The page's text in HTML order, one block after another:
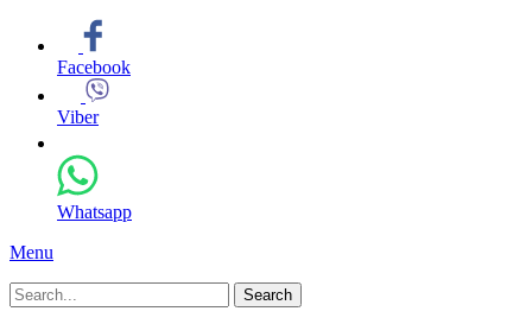
Facebook
Viber
Whatsapp
Menu
Search
for: